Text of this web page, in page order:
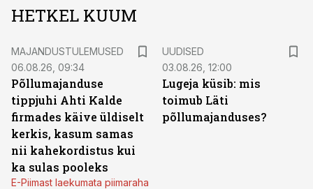
HETKEL KUUM
MAJANDUSTULEMUSED
06.08.26, 09:34
Põllumajanduse
tippjuhi Ahti Kalde
firmades käive üldiselt
kerkis, kasum samas
nii kahekordistus kui
ka sulas pooleks
E-Piimast laekumata piimaraha
UUDISED
03.08.26, 12:00
Lugeja küsib: mis
toimub Läti
põllumajanduses?